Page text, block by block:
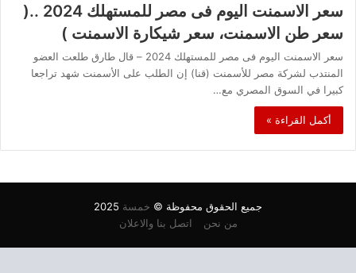
سعر الاسمنت اليوم فى مصر للمستهلك 2024 ..(
سعر طن الاسمنت، سعر شيكارة الاسمنت )
سعر الاسمنت اليوم فى مصر للمستهلك 2024 – قال طارق طلعت العضو
المنتدب لشركة مصر للأسمنت (قنا) إن الطلب على الأسمنت شهد تراجعا
كبيرا في السوق المصري مع…
أكمل القراءة »
جميع الحقوق محفوظة © خمسة
من نحن
اتصل بنا والاعلان